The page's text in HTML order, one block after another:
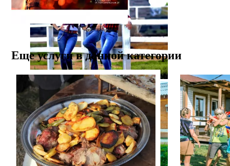
Еще услуги в данной категории